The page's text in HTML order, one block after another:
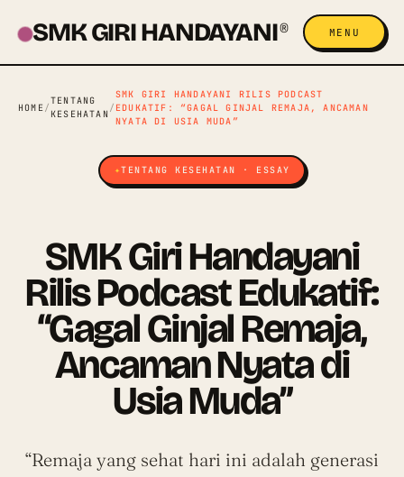
SMK GIRI HANDAYANI® MENU
HOME /
TENTANG
KESEHATAN
/
SMK GIRI HANDAYANI RILIS PODCAST
EDUKATIF: “GAGAL GINJAL REMAJA, ANCAMAN
NYATA DI USIA MUDA”
TENTANG KESEHATAN · ESSAY
SMK Giri Handayani
Rilis Podcast Edukatif:
“Gagal Ginjal Remaja,
Ancaman Nyata di
Usia Muda”
“Remaja yang sehat hari ini adalah generasi